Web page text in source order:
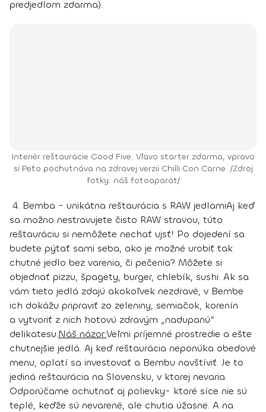
predjedlom zdarma).
Interiér reštaurácie Good Five. Vľavo starter zdarma, vpravo
si Peťo pochutnáva na zdravej verzii Chilli Con Carne. /Zdroj
fotky: náš fotoaparát/
4. Bemba - unikátna reštaurácia s RAW jedlamiAj keď
sa možno nestravujete čisto RAW stravou, túto
reštauráciu si nemôžete nechať ujsť! Po dojedení sa
budete pýtať sami seba, ako je možné urobiť tak
chutné jedlo bez varenia, či pečenia? Môžete si
objednať pizzu, špagety, burger, chlebík, sushi. Ak sa
vám tieto jedlá zdajú akokoľvek nezdravé, v Bembe
ich dokážu pripraviť zo zeleniny, semiačok, korenín
a vytvoriť z nich hotovú zdravým „nadupanú“
delikatesu.Náš názor:Veľmi príjemné prostredie a ešte
chutnejšie jedlá. Aj keď reštaurácia neponúka obedové
menu, oplatí sa investovať a Bembu navštíviť. Je to
jediná reštaurácia na Slovensku, v ktorej nevaria.
Odporúčame ochutnať aj polievky- ktoré síce nie sú
teplé, keďže sú nevarené, ale chutia úžasne. A na